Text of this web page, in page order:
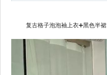
复古格子泡泡袖上衣➕黑色半裙